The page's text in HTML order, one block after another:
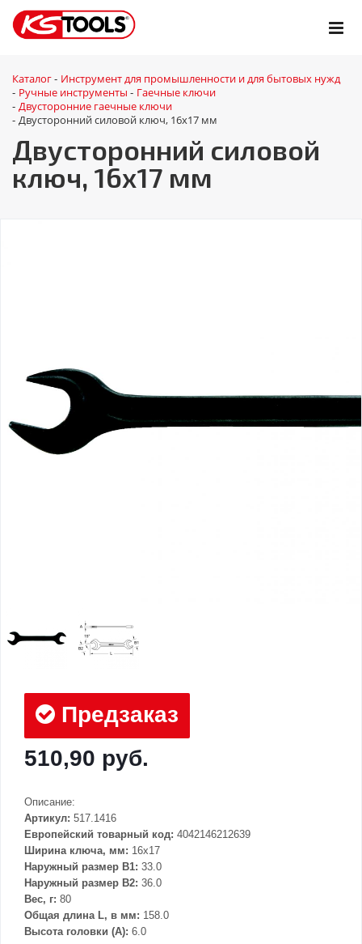
Каталог - Инструмент для промышленности и для бытовых нужд
- Ручные инструменты - Гаечные ключи
- Двусторонние гаечные ключи
- Двусторонний силовой ключ, 16x17 мм
Двусторонний силовой
ключ, 16x17 мм
Предзаказ
510,90 руб.
Описание:
Артикул: 517.1416
Европейский товарный код: 4042146212639
Ширина ключа, мм: 16x17
Наружный размер В1: 33.0
Наружный размер В2: 36.0
Вес, г: 80
Общая длина L, в мм: 158.0
Высота головки (А): 6.0